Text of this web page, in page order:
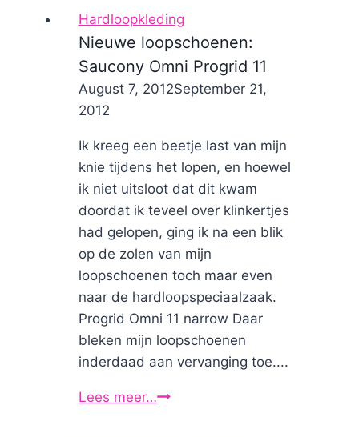
Hardloopkleding
Nieuwe loopschoenen:
Saucony Omni Progrid 11
ByNicole
August 7, 2012September 21,
2012
Ik kreeg een beetje last van mijn
knie tijdens het lopen, en hoewel
ik niet uitsloot dat dit kwam
doordat ik teveel over klinkertjes
had gelopen, ging ik na een blik
op de zolen van mijn
loopschoenen toch maar even
naar de hardloopspeciaalzaak.
Progrid Omni 11 narrow Daar
bleken mijn loopschoenen
inderdaad aan vervanging toe....
Lees meer…Nieuwe